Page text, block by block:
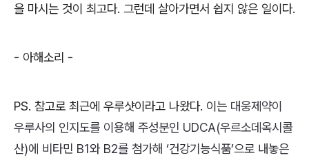
을 마시는 것이 최고다. 그런데 살아가면서 쉽지 않은 일이다.
- 아해소리 -
PS. 참고로 최근에 우루샷이라고 나왔다. 이는 대웅제약이
우루사의 인지도를 이용해 주성분인 UDCA(우르소데옥시콜
산)에 비타민 B1와 B2를 첨가해 ‘건강기능식품’으로 내놓은